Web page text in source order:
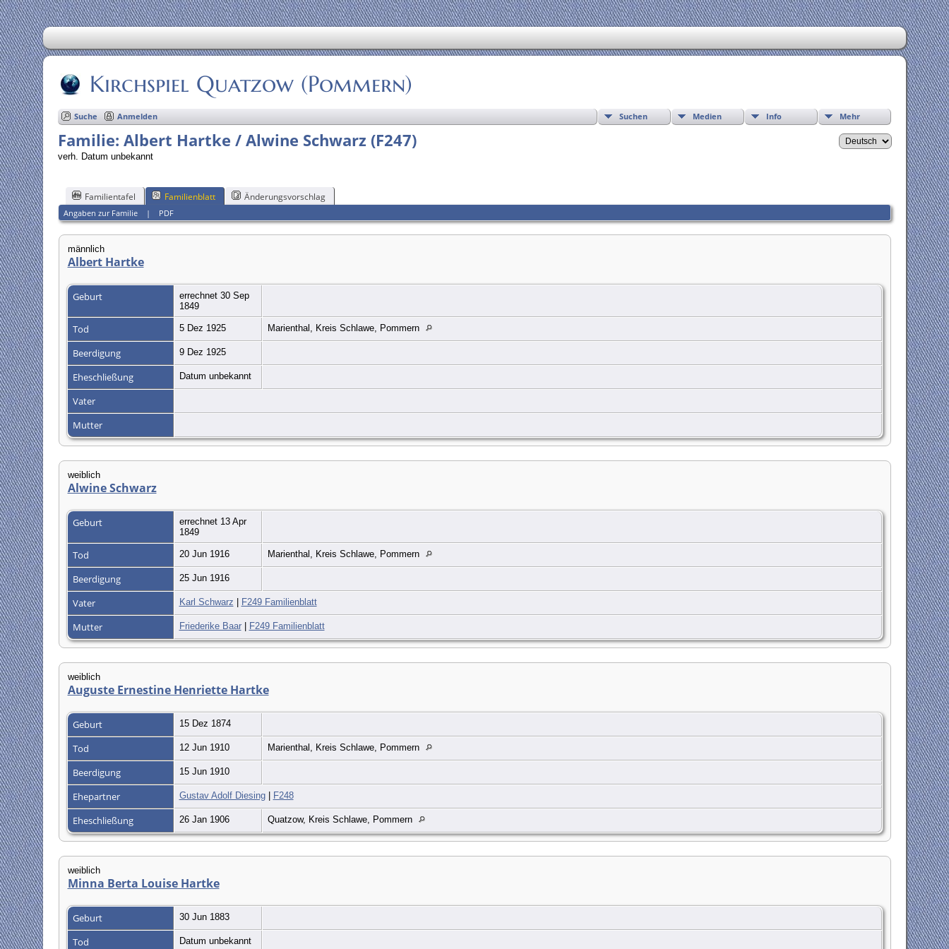
Kirchspiel Quatzow (Pommern)
Suchen Medien Info Mehr
Suche Anmelden
Familie: Albert Hartke / Alwine Schwarz (F247)
verh. Datum unbekannt
Familientafel Familienblatt Änderungsvorschlag
Angaben zur Familie | PDF
männlich
Albert Hartke
Geburt
errechnet 30 Sep
1849
Tod 5 Dez 1925 Marienthal, Kreis Schlawe, Pommern
Beerdigung 9 Dez 1925
Eheschließung Datum unbekannt
Vater
Mutter
weiblich
Alwine Schwarz
Geburt
errechnet 13 Apr
1849
Tod 20 Jun 1916 Marienthal, Kreis Schlawe, Pommern
Beerdigung 25 Jun 1916
Vater Karl Schwarz F249 Familienblatt
Mutter Friederike Baar| F249 Familienblatt
weiblich
Auguste Ernestine Henriette Hartke
Geburt 15 Dez 1874
Tod 12 Jun 1910 Marienthal, Kreis Schlawe, Pommern
Beerdigung 15 Jun 1910
Ehepartner Gustav Adolf Diesing| F248
Eheschließung 26 Jan 1906 Quatzow, Kreis Schlawe, Pommern
weiblich
Minna Berta Louise Hartke
Geburt 30 Jun 1883
Tod Datum unbekannt